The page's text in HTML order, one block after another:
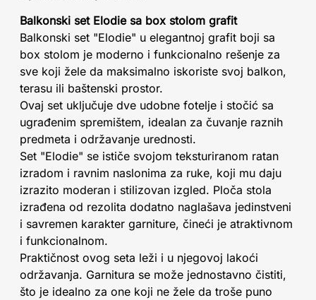
Balkonski set Elodie sa box stolom grafit
Balkonski set "Elodie" u elegantnoj grafit boji sa
box stolom je moderno i funkcionalno rešenje za
sve koji žele da maksimalno iskoriste svoj balkon,
terasu ili baštenski prostor.
Ovaj set uključuje dve udobne fotelje i stočić sa
ugrađenim spremištem, idealan za čuvanje raznih
predmeta i održavanje urednosti.
Set "Elodie" se ističe svojom teksturiranom ratan
izradom i ravnim naslonima za ruke, koji mu daju
izrazito moderan i stilizovan izgled. Ploča stola
izrađena od rezolita dodatno naglašava jedinstveni
i savremen karakter garniture, čineći je atraktivnom
i funkcionalnom.
Praktičnost ovog seta leži i u njegovoj lakoći
održavanja. Garnitura se može jednostavno čistiti,
što je idealno za one koji ne žele da troše puno